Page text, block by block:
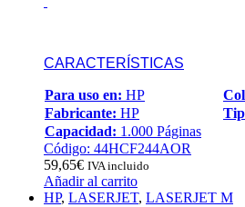
CARACTERÍSTICAS
Para uso en: HP
Fabricante: HP
Capacidad: 1.000 Páginas
Código: 44HCF244AOR
59,65€ IVA incluido
Añadir al carrito
HP, LASERJET, LASERJET M